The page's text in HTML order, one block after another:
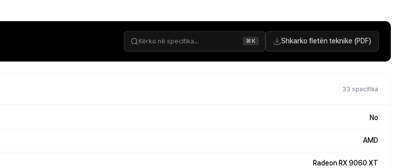
⌘K Shkarko fletën teknike (PDF)
33 specifika
No
AMD
Radeon RX 9060 XT